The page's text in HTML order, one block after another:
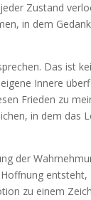
Zustand
in dem
Das ist
Innere
Frieden zu
in dem das
der
zu einem